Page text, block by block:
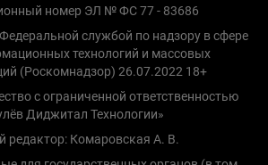
номер ЭЛ № ФС 77 - 83686
службой по надзору в сфере
технологий и массовых
(Роскомнадзор) 26.07.2022 18+
с ограниченной ответственностью
Диджитал Технологии»
редактор: Комаровская А. В.